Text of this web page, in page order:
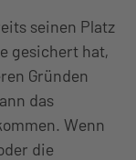
seinen Platz
gesichert hat,
Gründen
das
Wenn
die